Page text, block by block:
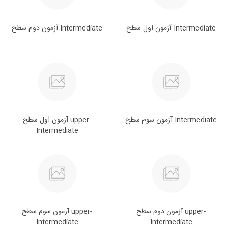
آزمون اول سطح Intermediate آزمون دوم سطح Intermediate
آزمون سوم سطح Intermediate
آزمون اول سطح upper-
Intermediate
آزمون دوم سطح upper-
Intermediate
آزمون سوم سطح upper-
Intermediate